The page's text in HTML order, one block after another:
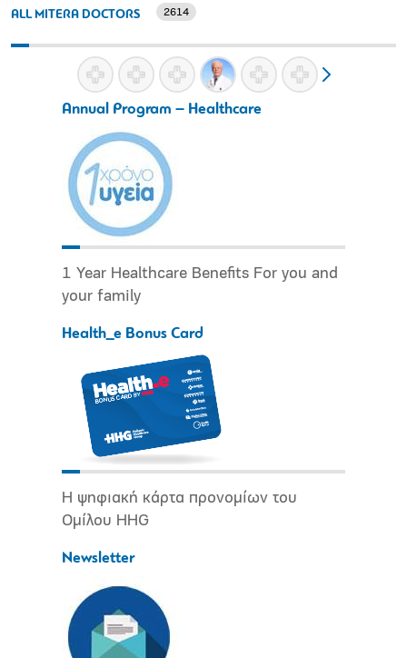
ALL MITERA DOCTORS 2614
Annual Program – Healthcare
1 Year Healthcare Benefits For you and
your family
Health_e Bonus Card
Η ψηφιακή κάρτα προνομίων του
Ομίλου HHG
Newsletter